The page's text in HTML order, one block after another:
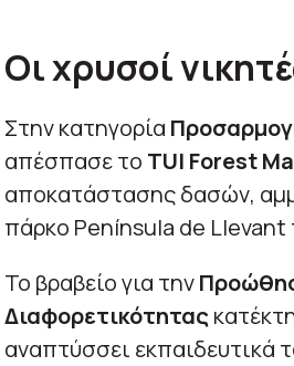
Οι χρυσοί
Στην κατηγορία
απέσπασε το TUI Forest
αποκατάστασης δασών,
πάρκο Península de Llevant
Το βραβείο για την
Διαφορετικότητας
αναπτύσσει εκπαιδευτικά